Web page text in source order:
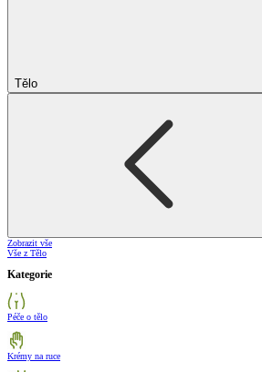
Tělo
Zobrazit vše
Vše z Tělo
Kategorie
Péče o tělo
Krémy na ruce